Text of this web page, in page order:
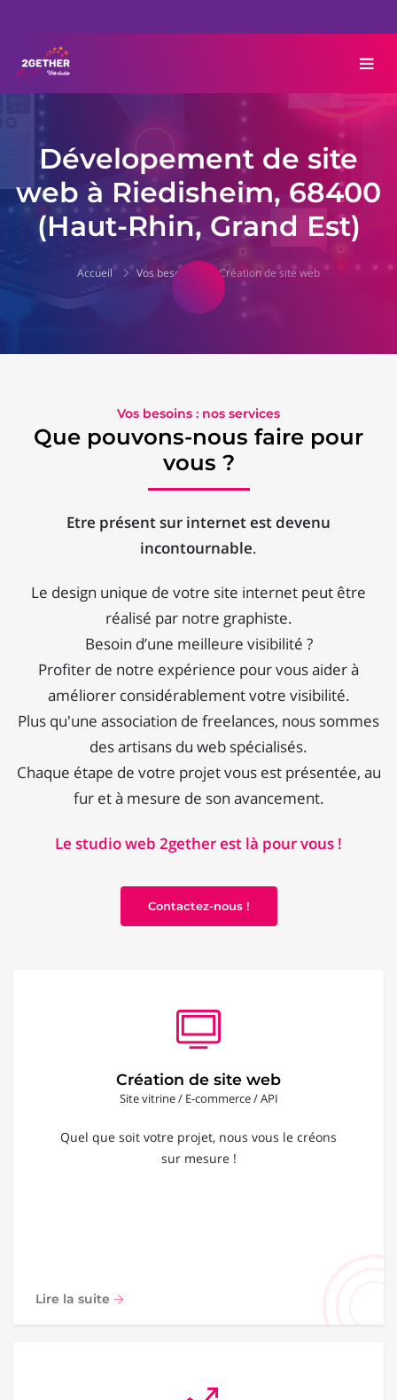
Dévelopement de site
web à Riedisheim, 68400
(Haut-Rhin, Grand Est)
Accueil Vos besoins Création de site web
Vos besoins : nos services
Que pouvons-nous faire pour
vous ?
Etre présent sur internet est devenu
incontournable.
Le design unique de votre site internet peut être
réalisé par notre graphiste.
Besoin d’une meilleure visibilité ?
Profiter de notre expérience pour vous aider à
améliorer considérablement votre visibilité.
Plus qu'une association de freelances, nous sommes
des artisans du web spécialisés.
Chaque étape de votre projet vous est présentée, au
fur et à mesure de son avancement.
Le studio web 2gether est là pour vous !
Contactez-nous !
Création de site web
Site vitrine / E-commerce / API
Quel que soit votre projet, nous vous le créons
sur mesure !
Lire la suite